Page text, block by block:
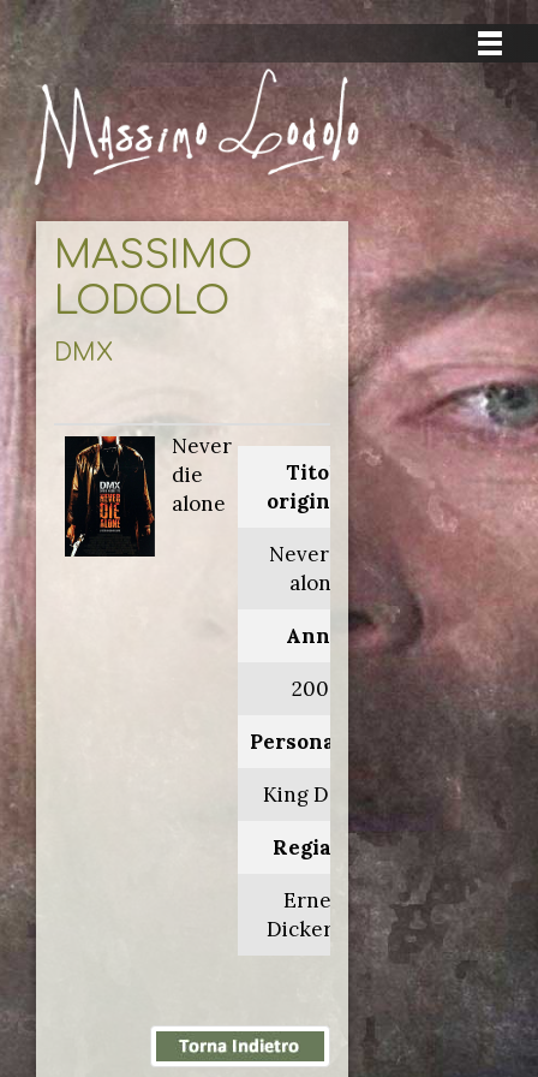
MASSIMO
LODOLO
DMX
Never
die
alone
Titolo
originale:
Never die
alone
Anno:
2004
Personaggio:
King David
Regia di:
Ernest
Dickerson